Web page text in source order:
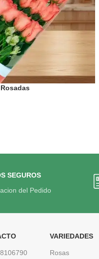
SEGUROS
del Pedido
VARIEDADES
Rosas